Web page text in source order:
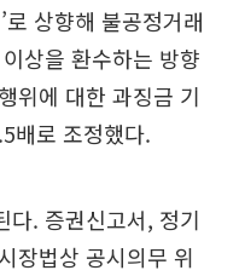
로 상향해 불공정거래
상을 환수하는 방향
위에 대한 과징금 기
배로 조정했다.
다. 증권신고서, 정기
장법상 공시의무 위